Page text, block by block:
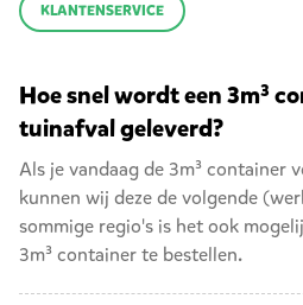
KLANTENSERVICE
Hoe snel wordt een 3m³
tuinafval geleverd?
Als je vandaag de 3m³ container
kunnen wij deze de volgende
sommige regio's is het ook
3m³ containerte bestellen.